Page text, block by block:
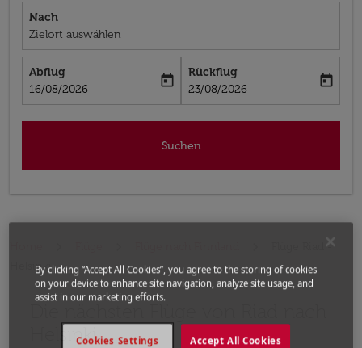
Nach
Zielort auswählen
Abflug
fc-booking-departure-date-aria-label
16/08/2026
today
Rückflug
fc-booking-return-date-aria-label
23/08/2026
today
Suchen
Flüge Riad -
Helsinki
Die nächsten Flüge von Riad nach
Helsinki
Bitte ändern Sie Ihre gewünschte Route (Abflugort
By clicking “Accept All Cookies”, you agree to the storing of cookies
on your device to enhance site navigation, analyze site usage, and
assist in our marketing efforts.
Accept All Cookies
Cookies Settings